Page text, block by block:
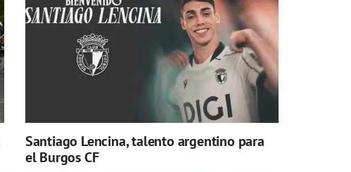
Santiago Lencina, talento argentino para
el Burgos CF